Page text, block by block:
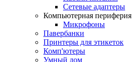
Сетевые адаптеры
Компьютерная периферия
Микрофоны
Павербанки
Принтеры для этикеток
Комп'ютеры
Умный дом